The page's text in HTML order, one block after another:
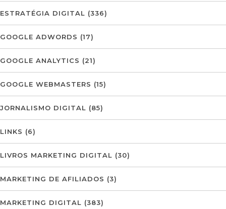
ESTRATÉGIA DIGITAL (336)
GOOGLE ADWORDS (17)
GOOGLE ANALYTICS (21)
GOOGLE WEBMASTERS (15)
JORNALISMO DIGITAL (85)
LINKS (6)
LIVROS MARKETING DIGITAL (30)
MARKETING DE AFILIADOS (3)
MARKETING DIGITAL (383)